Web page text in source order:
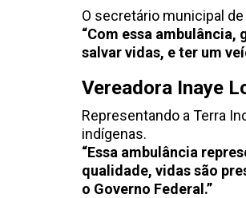
O secretário municipal
“Com essa
salvar vidas, e ter um
Vereadora Inaye
Representando a Terra
indígenas.
“Essa ambulância
qualidade, vidas são
o Governo Federal.”